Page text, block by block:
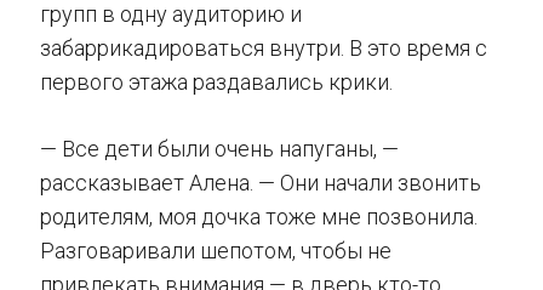
групп в одну аудиторию и
забаррикадироваться внутри. В это время с
первого этажа раздавались крики.
— Все дети были очень напуганы, —
рассказывает Алена. — Они начали звонить
родителям, моя дочка тоже мне позвонила.
Разговаривали шепотом, чтобы не
привлекать внимания — в дверь кто-то